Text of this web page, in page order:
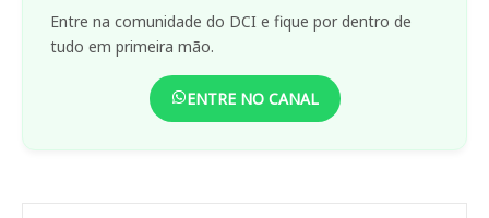
Entre na comunidade do DCI e fique por dentro de
tudo em primeira mão.
ENTRE NO CANAL